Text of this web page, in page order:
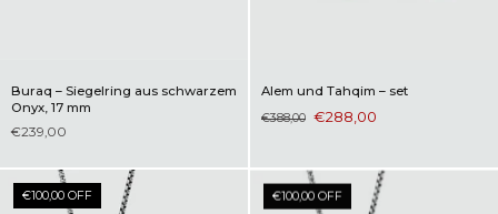
Buraq – Siegelring aus schwarzem
Onyx, 17 mm
€239,00
Alem und Tahqim – set
€388,00 €288,00
€100,00 OFF €100,00 OFF